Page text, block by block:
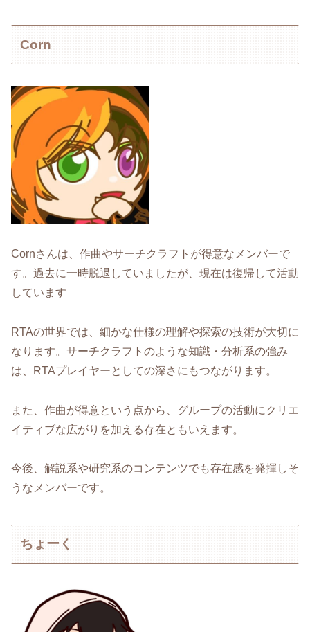
Corn
Cornさんは、作曲やサーチクラフトが得意なメンバーで
す。過去に一時脱退していましたが、現在は復帰して活動
しています
RTAの世界では、細かな仕様の理解や探索の技術が大切に
なります。サーチクラフトのような知識・分析系の強み
は、RTAプレイヤーとしての深さにもつながります。
また、作曲が得意という点から、グループの活動にクリエ
イティブな広がりを加える存在ともいえます。
今後、解説系や研究系のコンテンツでも存在感を発揮しそ
うなメンバーです。
ちょーく